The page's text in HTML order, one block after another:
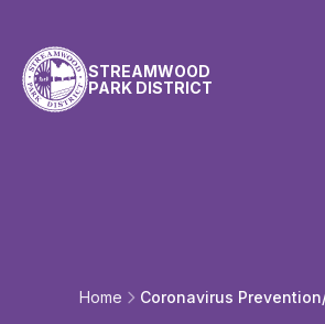
STREAMWOOD
PARK DISTRICT
Home Coronavirus